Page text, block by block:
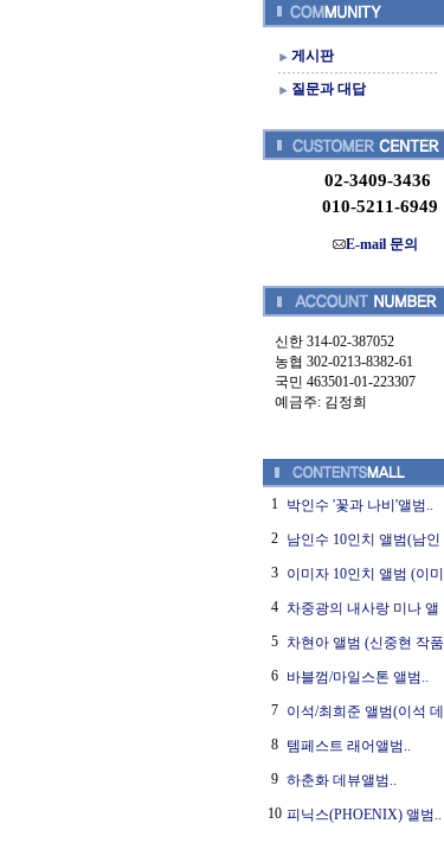
게시판
질문과 대답
02-3409-3436
010-5211-6949
E-mail 문의
신한 314-02-387052
농협 302-0213-8382-61
국민 463501-01-223307
예금주: 김정희
1 박인수 '꽃과 나비'앨범..
2 남인수 10인치 앨범(남인
3 이미자 10인치 앨범 (이미
4 차중광의 내사랑 미나 앨
5 차현아 앨범 (신중현 작품
6 바블껌/마일스톤 앨범..
7 이석/최희준 앨범(이석 데
8 템페스트 래어앨범..
9 하춘화 데뷰앨범..
10 피닉스(PHOENIX) 앨범..